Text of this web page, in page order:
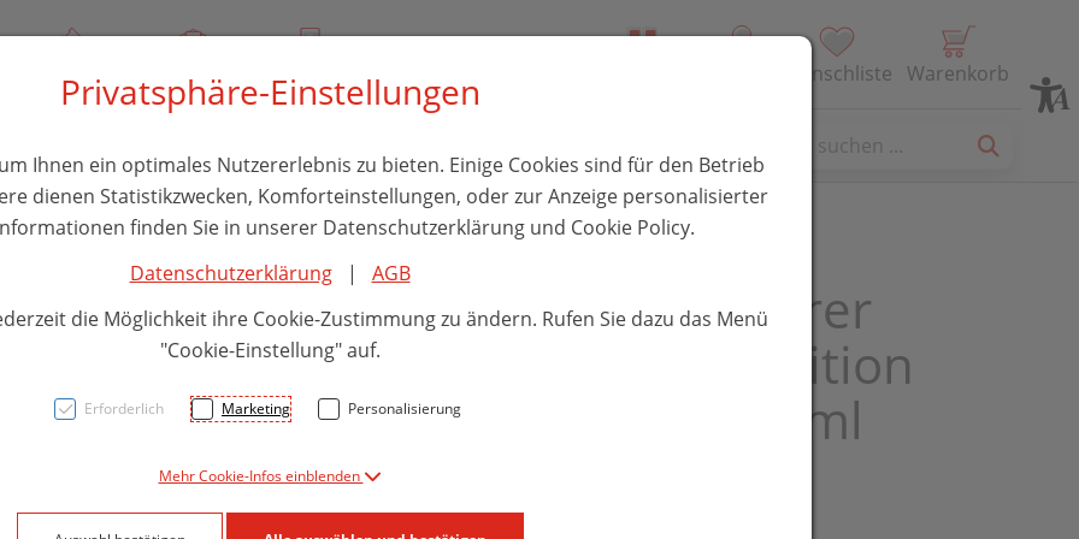
Über uns Rezept-Anfrage Service Wunschliste Warenkorb
Shampoon Furterer
Promo Sonderedition
Astera Fresh 250ml
Privatsphäre-Einstellungen
Ihnen ein optimales Nutzererlebnis zu bieten. Einige Cookies sind für den Betrieb
dienen Statistikzwecken, Komforteinstellungen, oder zur Anzeige personalisierter
finden Sie in unserer Datenschutzerklärung und Cookie Policy.
Datenschutzerklärung| AGB
die Möglichkeit ihre Cookie-Zustimmung zu ändern. Rufen Sie dazu das Menü
"Cookie-Einstellung" auf.
Erforderlich Marketing Personalisierung
Mehr Cookie-Infos einblenden